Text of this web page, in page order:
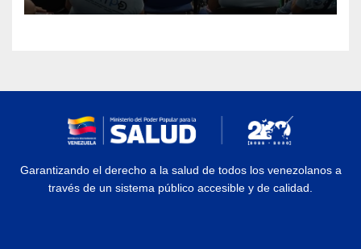
Garantizando el derecho a la salud de todos los venezolanos a
través de un sistema público accesible y de calidad.